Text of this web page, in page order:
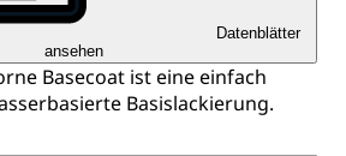
Datenblätter
ansehen
Basecoat ist eine einfach
Basislackierung.